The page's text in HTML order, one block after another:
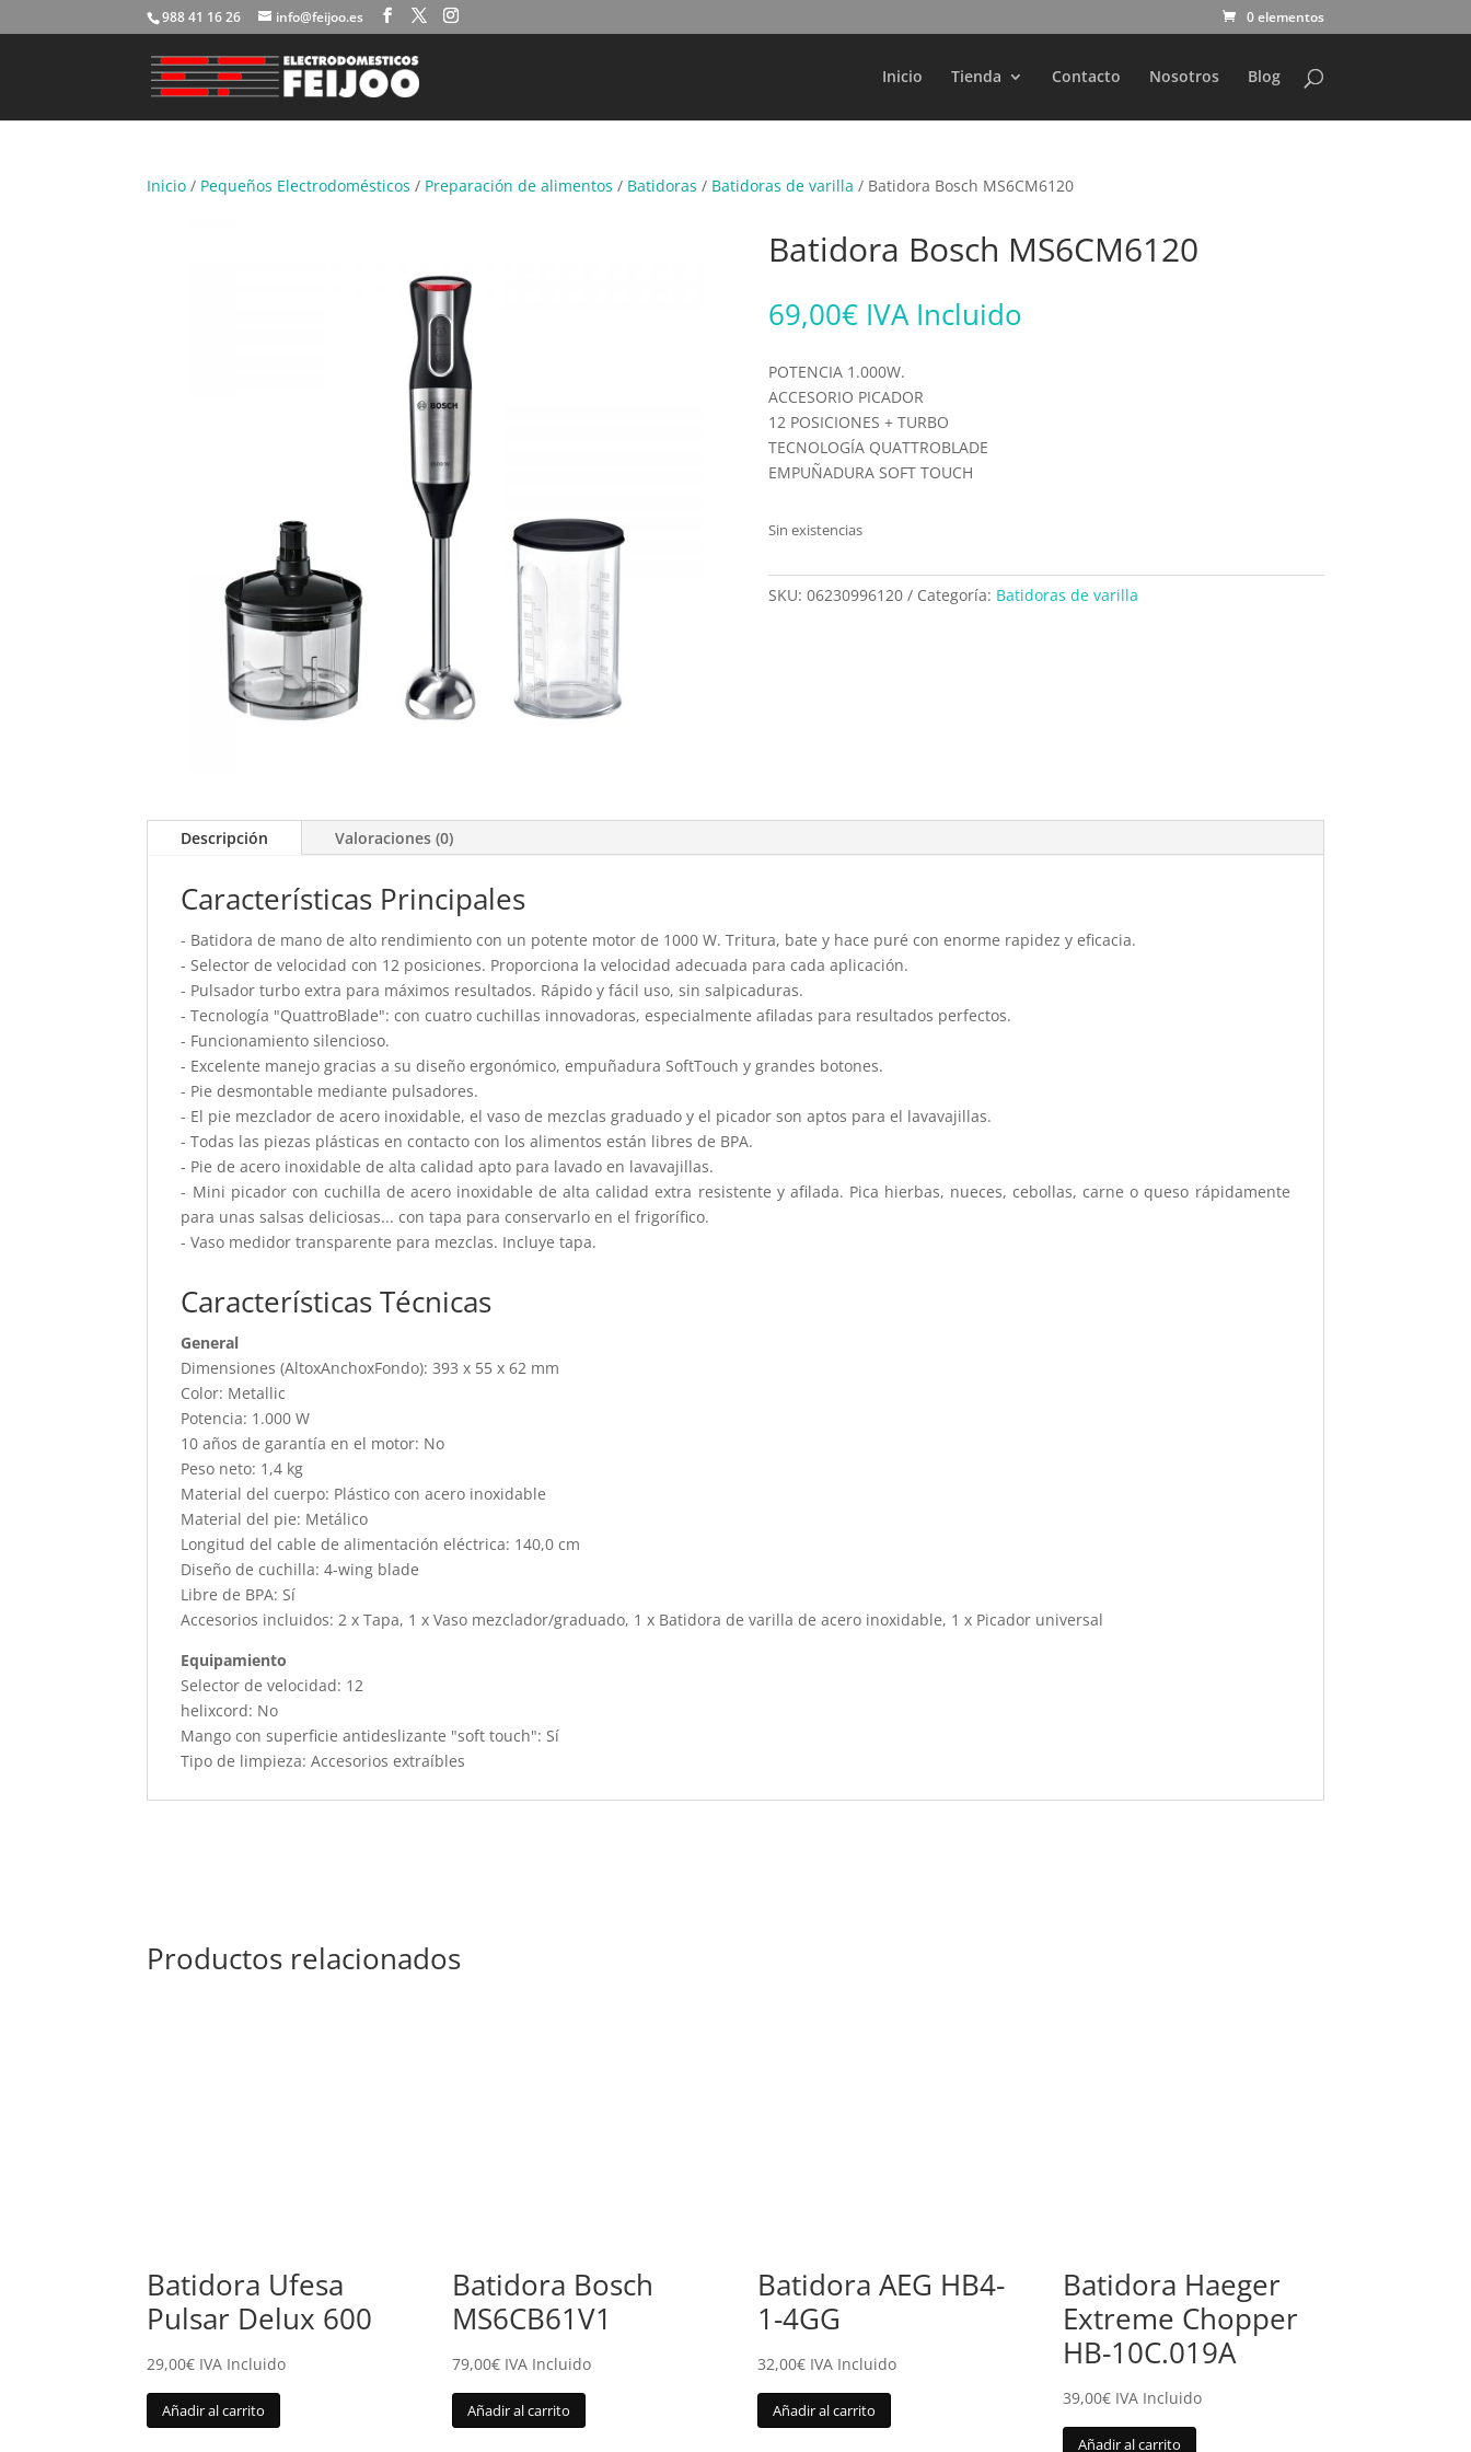
988 41 16 26 info@feijoo.es 0 elementos
Inicio Tienda Contacto Nosotros Blog
Búsqueda
productos
Inicio / Pequeños Electrodomésticos / Preparación de alimentos / Batidoras / Batidoras de varilla / Batidora Bosch MS6CM6120
Batidora Bosch MS6CM6120
69,00€ IVA Incluido
POTENCIA 1.000W.
ACCESORIO PICADOR
12 POSICIONES + TURBO
TECNOLOGÍA QUATTROBLADE
EMPUÑADURA SOFT TOUCH
Sin existencias
SKU: 06230996120 Categoría: Batidoras de varilla
Descripción Valoraciones (0)
Características Principales
- Batidora de mano de alto rendimiento con un potente motor de 1000 W. Tritura, bate y hace puré con enorme rapidez y eficacia.
- Selector de velocidad con 12 posiciones. Proporciona la velocidad adecuada para cada aplicación.
- Pulsador turbo extra para máximos resultados. Rápido y fácil uso, sin salpicaduras.
- Tecnología "QuattroBlade": con cuatro cuchillas innovadoras, especialmente afiladas para resultados perfectos.
- Funcionamiento silencioso.
- Excelente manejo gracias a su diseño ergonómico, empuñadura SoftTouch y grandes botones.
- Pie desmontable mediante pulsadores.
- El pie mezclador de acero inoxidable, el vaso de mezclas graduado y el picador son aptos para el lavavajillas.
- Todas las piezas plásticas en contacto con los alimentos están libres de BPA.
- Pie de acero inoxidable de alta calidad apto para lavado en lavavajillas.
- Mini picador con cuchilla de acero inoxidable de alta calidad extra resistente y afilada. Pica hierbas, nueces, cebollas, carne o queso rápidamente
para unas salsas deliciosas... con tapa para conservarlo en el frigorífico.
- Vaso medidor transparente para mezclas. Incluye tapa.
Características Técnicas
General
Dimensiones (AltoxAnchoxFondo): 393 x 55 x 62 mm
Color: Metallic
Potencia: 1.000 W
10 años de garantía en el motor: No
Peso neto: 1,4 kg
Material del cuerpo: Plástico con acero inoxidable
Material del pie: Metálico
Longitud del cable de alimentación eléctrica: 140,0 cm
Diseño de cuchilla: 4-wing blade
Libre de BPA: Sí
Accesorios incluidos: 2 x Tapa, 1 x Vaso mezclador/graduado, 1 x Batidora de varilla de acero inoxidable, 1 x Picador universal
Equipamiento
Selector de velocidad: 12
helixcord: No
Mango con superficie antideslizante "soft touch": Sí
Tipo de limpieza: Accesorios extraíbles
Productos relacionados
Batidora Ufesa
Pulsar Delux 600
29,00€ IVA Incluido
Añadir al carrito
Batidora Bosch
MS6CB61V1
79,00€ IVA Incluido
Añadir al carrito
Batidora AEG HB4-
1-4GG
32,00€ IVA Incluido
Añadir al carrito
Batidora Haeger
Extreme Chopper
HB-10C.019A
39,00€ IVA Incluido
Añadir al carrito